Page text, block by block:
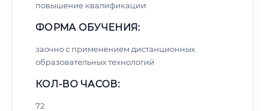
повышение квалификации
ФОРМА ОБУЧЕНИЯ:
заочно с применением дистанционных
образовательных технологий
КОЛ-ВО ЧАСОВ:
72